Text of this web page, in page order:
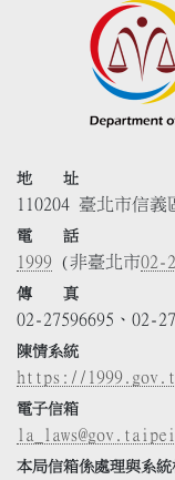
地 址
110204 臺北市信義
電 話
1999 (非臺北市02-
傳 真
02-27596695、02-
陳情系統
https://
電子信箱
la_laws@gov.taipei
本局信箱係處理與系